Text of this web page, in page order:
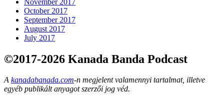
October 2017
September 2017
August 2017
July 2017
©2017-2026 Kanada Banda Podcast
A kanadabanada.com-n megjelent valamennyi tartalmat, illetve
egyéb publikált anyagot szerzői jog véd.